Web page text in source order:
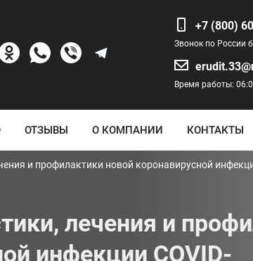
+7 (800)
Звонок по России
Время работы:
ОТЗЫВЫ О КОМПАНИИ КОНТАКТЫ
и профилактики новой коронавирусной
лечения и
инфекции COVID-